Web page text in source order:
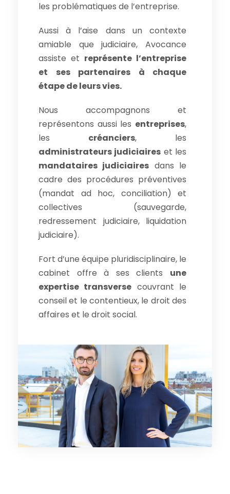
les problématiques de l’entreprise.
Aussi à l’aise dans un contexte
amiable que judiciaire, Avocance
assiste et représente l’entreprise
et ses partenaires à chaque
étape de leurs vies.
Nous accompagnons et
représentons aussi les entreprises,
les créanciers, les
administrateurs judiciaires et les
mandataires judiciaires dans le
cadre des procédures préventives
(mandat ad hoc, conciliation) et
collectives (sauvegarde,
redressement judiciaire, liquidation
judiciaire).
Fort d’une équipe pluridisciplinaire, le
cabinet offre à ses clients une
expertise transverse couvrant le
conseil et le contentieux, le droit des
affaires et le droit social.